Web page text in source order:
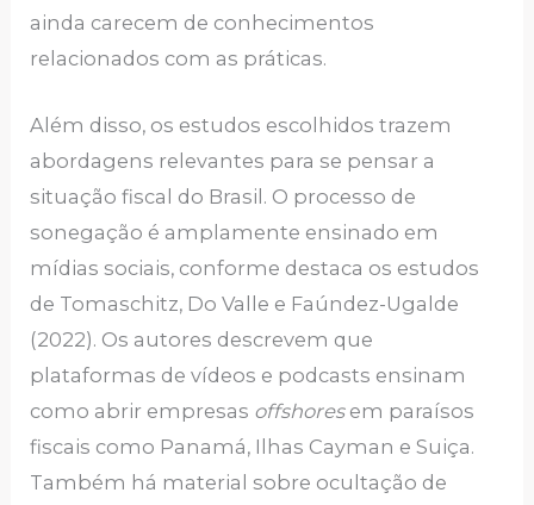
ainda carecem de conhecimentos
relacionados com as práticas.
Além disso, os estudos escolhidos trazem
abordagens relevantes para se pensar a
situação fiscal do Brasil. O processo de
sonegação é amplamente ensinado em
mídias sociais, conforme destaca os estudos
de Tomaschitz, Do Valle e Faúndez-Ugalde
(2022). Os autores descrevem que
plataformas de vídeos e podcasts ensinam
como abrir empresas offshores em paraísos
fiscais como Panamá, Ilhas Cayman e Suiça.
Também há material sobre ocultação de